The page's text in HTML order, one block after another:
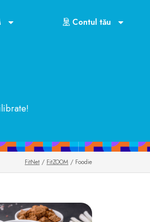
Contul tău
FitNet / FitZOOM / Foodie